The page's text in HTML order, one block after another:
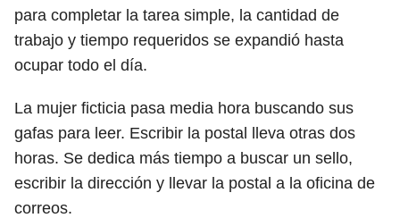
para completar la tarea simple, la cantidad de
trabajo y tiempo requeridos se expandió hasta
ocupar todo el día.
La mujer ficticia pasa media hora buscando sus
gafas para leer. Escribir la postal lleva otras dos
horas. Se dedica más tiempo a buscar un sello,
escribir la dirección y llevar la postal a la oficina de
correos.